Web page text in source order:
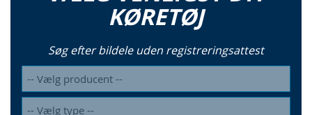
KØRETØJ
Søg efter bildele uden registreringsattest